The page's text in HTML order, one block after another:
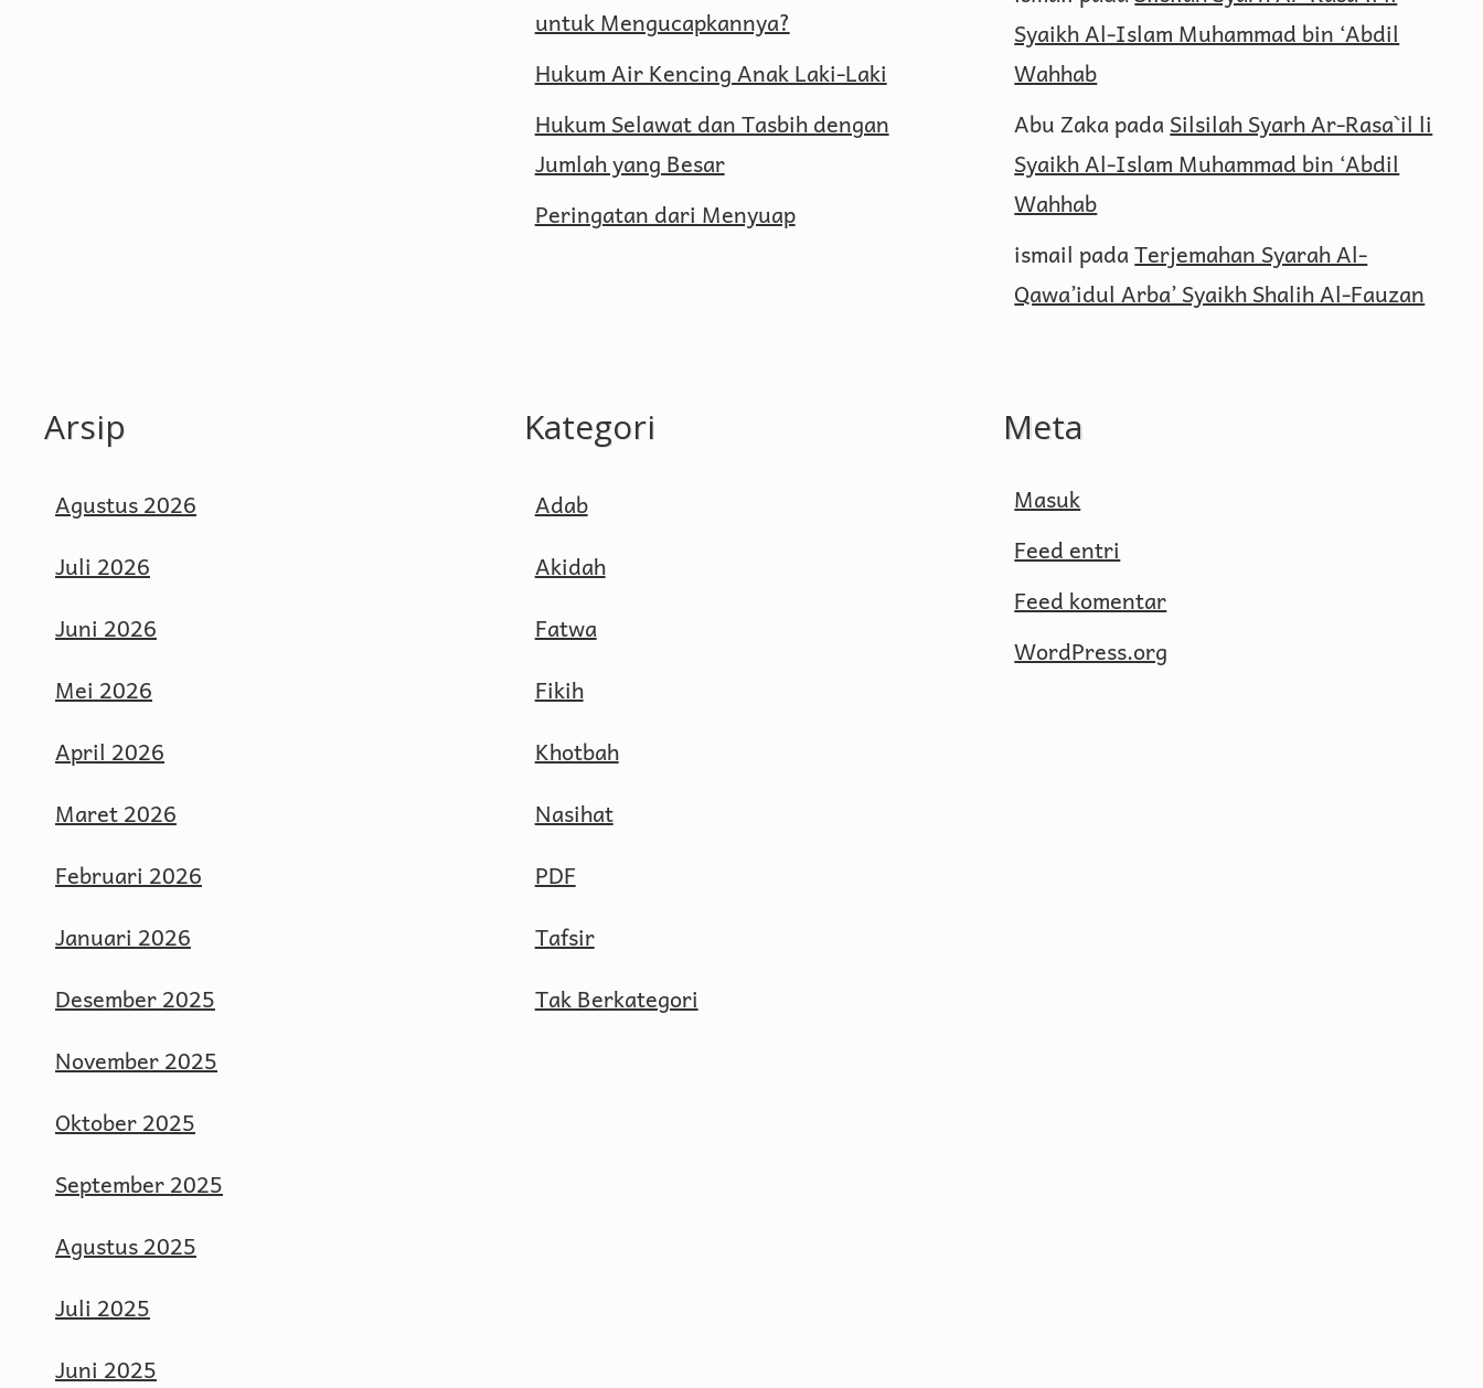
untuk Mengucapkannya?
Hukum Air Kencing Anak Laki-Laki
Hukum Selawat dan Tasbih dengan
Jumlah yang Besar
Peringatan dari Menyuap
Syaikh Al-Islam Muhammad bin ‘Abdil
Wahhab
Abu ZakapadaSilsilah Syarh Ar-Rasa`il li
Syaikh Al-Islam Muhammad bin ‘Abdil
Wahhab
ismail padaTerjemahan Syarah Al-
Qawa’idul Arba’ Syaikh Shalih Al-Fauzan
Arsip
Agustus 2026
Juli 2026
Juni 2026
Mei 2026
April 2026
Maret 2026
Februari 2026
Januari 2026
Desember 2025
November 2025
Oktober 2025
September 2025
Agustus 2025
Juli 2025
Juni 2025
Kategori
Adab
Akidah
Fatwa
Fikih
Khotbah
Nasihat
PDF
Tafsir
Tak Berkategori
Meta
Masuk
Feed entri
Feed komentar
WordPress.org